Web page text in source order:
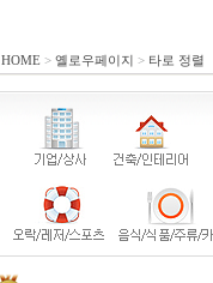
HOME > 옐로우페이지 > 타로 정렬